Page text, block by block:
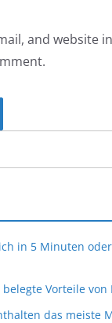
and website
in 5 Minuten
Vorteile von
das meiste